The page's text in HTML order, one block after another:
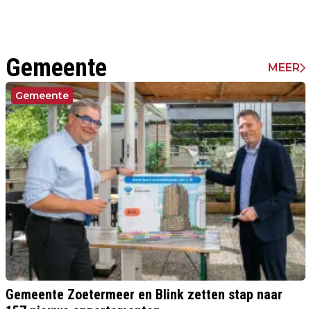
Gemeente MEER
Gemeente
Gemeente Zoetermeer en Blink zetten stap naar